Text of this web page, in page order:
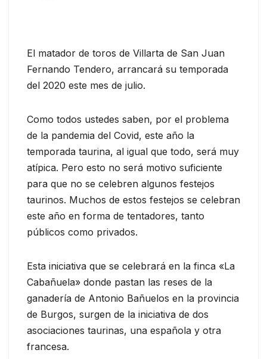
El matador de toros de Villarta de San Juan
Fernando Tendero, arrancará su temporada
del 2020 este mes de julio.
Como todos ustedes saben, por el problema
de la pandemia del Covid, este año la
temporada taurina, al igual que todo, será muy
atípica. Pero esto no será motivo suficiente
para que no se celebren algunos festejos
taurinos. Muchos de estos festejos se celebran
este año en forma de tentadores, tanto
públicos como privados.
Esta iniciativa que se celebrará en la finca «La
Cabañuela» donde pastan las reses de la
ganadería de Antonio Bañuelos en la provincia
de Burgos, surgen de la iniciativa de dos
asociaciones taurinas, una española y otra
francesa.